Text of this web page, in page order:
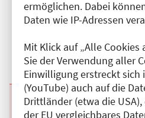
ermöglichen. Dabei
Daten wie IP-Adressen
Mit Klick auf „Alle
Sie der Verwendung aller
Einwilligung erstreckt sich
(YouTube) auch auf die
Drittländer (etwa die
der EU vergleichbares
Fortbildungsakademie
Gesellschaft für
Veranstaltungsort:
Kategorie:
Fortbildungspunkte:2
Details anzeigen
Beginn:
01.02.2026Ende und
-03.11.2026,
Veranstaltungstitel:
On-Demand-E-Learning